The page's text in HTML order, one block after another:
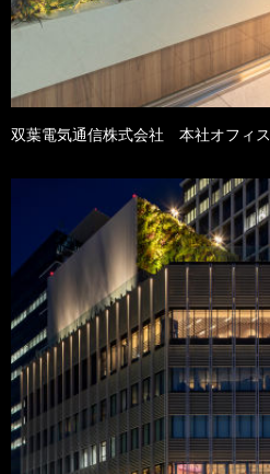
双葉電気通信株式会社 本社オフィス